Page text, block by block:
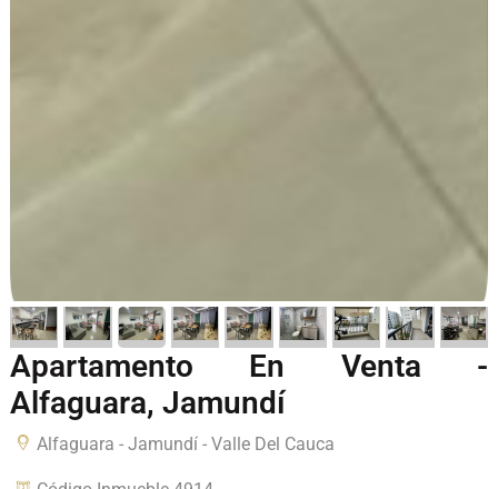
Apartamento En Venta -
Alfaguara, Jamundí
Alfaguara - Jamundí - Valle Del Cauca